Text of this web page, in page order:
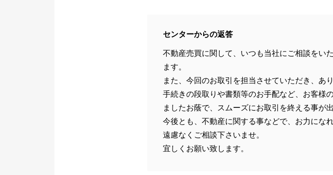
センターからの返答
不動産売買に関して、いつも当社にご相談をい
ます。
また、今回のお取引を担当させていただき、あ
手続きの段取りや書類等のお手配など、お客様
ましたお蔭で、スムーズにお取引を終える事が
今後とも、不動産に関する事などで、お力にな
遠慮なくご相談下さいませ。
宜しくお願い致します。